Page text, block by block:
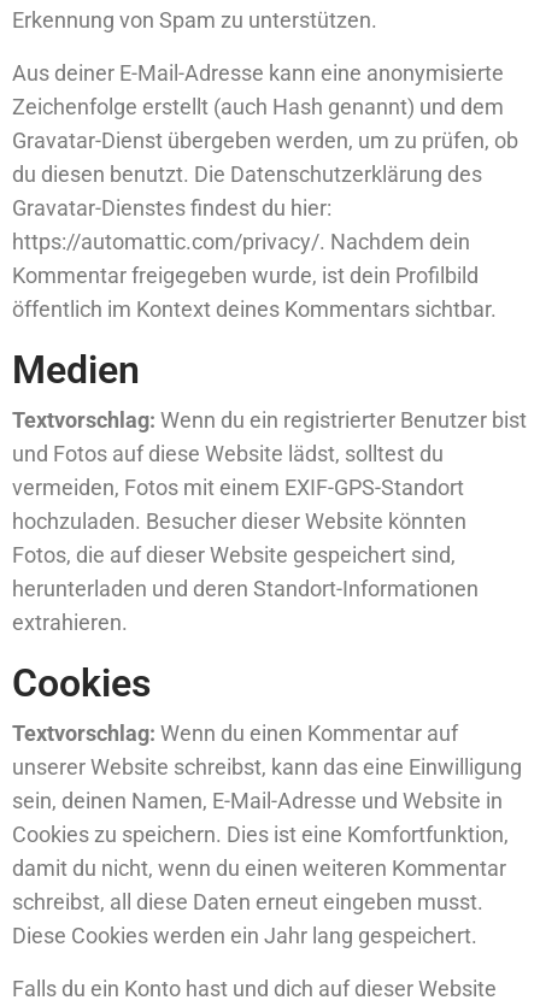
Erkennung von Spam zu unterstützen.
Aus deiner E-Mail-Adresse kann eine anonymisierte
Zeichenfolge erstellt (auch Hash genannt) und dem
Gravatar-Dienst übergeben werden, um zu prüfen, ob
du diesen benutzt. Die Datenschutzerklärung des
Gravatar-Dienstes findest du hier:
https://automattic.com/privacy/. Nachdem dein
Kommentar freigegeben wurde, ist dein Profilbild
öffentlich im Kontext deines Kommentars sichtbar.
Medien
Textvorschlag: Wenn du ein registrierter Benutzer bist
und Fotos auf diese Website lädst, solltest du
vermeiden, Fotos mit einem EXIF-GPS-Standort
hochzuladen. Besucher dieser Website könnten
Fotos, die auf dieser Website gespeichert sind,
herunterladen und deren Standort-Informationen
extrahieren.
Cookies
Textvorschlag: Wenn du einen Kommentar auf
unserer Website schreibst, kann das eine Einwilligung
sein, deinen Namen, E-Mail-Adresse und Website in
Cookies zu speichern. Dies ist eine Komfortfunktion,
damit du nicht, wenn du einen weiteren Kommentar
schreibst, all diese Daten erneut eingeben musst.
Diese Cookies werden ein Jahr lang gespeichert.
Falls du ein Konto hast und dich auf dieser Website